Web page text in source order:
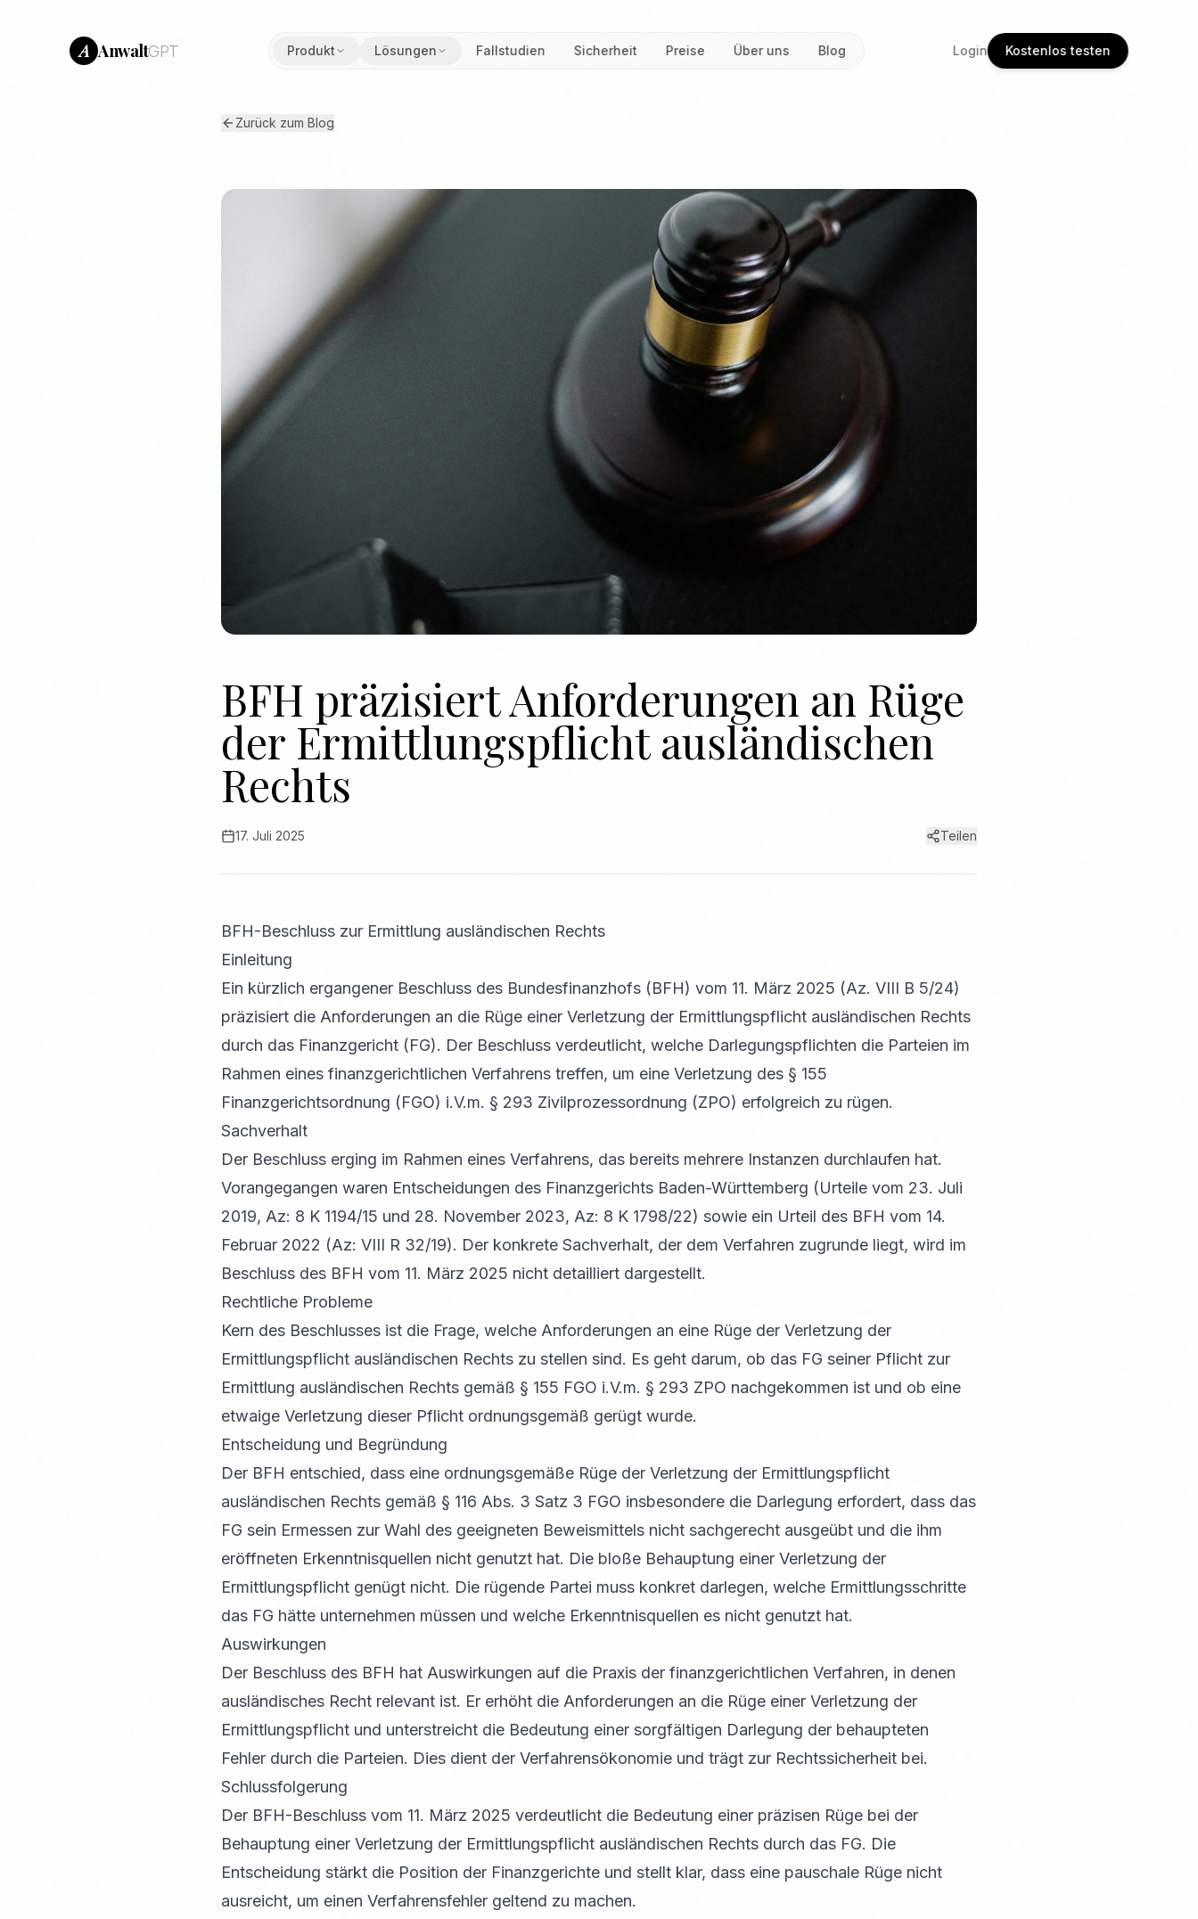
A AnwaltGPT Produkt Lösungen Fallstudien Sicherheit Preise Über uns Blog Login Kostenlos testen
Zurück zum Blog
BFH präzisiert Anforderungen an Rüge
der Ermittlungspflicht ausländischen
Rechts
17. Juli 2025 Teilen
BFH-Beschluss zur Ermittlung ausländischen Rechts
Einleitung
Ein kürzlich ergangener Beschluss des Bundesfinanzhofs (BFH) vom 11. März 2025 (Az. VIII B 5/24)
präzisiert die Anforderungen an die Rüge einer Verletzung der Ermittlungspflicht ausländischen Rechts
durch das Finanzgericht (FG). Der Beschluss verdeutlicht, welche Darlegungspflichten die Parteien im
Rahmen eines finanzgerichtlichen Verfahrens treffen, um eine Verletzung des § 155
Finanzgerichtsordnung (FGO) i.V.m. § 293 Zivilprozessordnung (ZPO) erfolgreich zu rügen.
Sachverhalt
Der Beschluss erging im Rahmen eines Verfahrens, das bereits mehrere Instanzen durchlaufen hat.
Vorangegangen waren Entscheidungen des Finanzgerichts Baden-Württemberg (Urteile vom 23. Juli
2019, Az: 8 K 1194/15 und 28. November 2023, Az: 8 K 1798/22) sowie ein Urteil des BFH vom 14.
Februar 2022 (Az: VIII R 32/19). Der konkrete Sachverhalt, der dem Verfahren zugrunde liegt, wird im
Beschluss des BFH vom 11. März 2025 nicht detailliert dargestellt.
Rechtliche Probleme
Kern des Beschlusses ist die Frage, welche Anforderungen an eine Rüge der Verletzung der
Ermittlungspflicht ausländischen Rechts zu stellen sind. Es geht darum, ob das FG seiner Pflicht zur
Ermittlung ausländischen Rechts gemäß § 155 FGO i.V.m. § 293 ZPO nachgekommen ist und ob eine
etwaige Verletzung dieser Pflicht ordnungsgemäß gerügt wurde.
Entscheidung und Begründung
Der BFH entschied, dass eine ordnungsgemäße Rüge der Verletzung der Ermittlungspflicht
ausländischen Rechts gemäß § 116 Abs. 3 Satz 3 FGO insbesondere die Darlegung erfordert, dass das
FG sein Ermessen zur Wahl des geeigneten Beweismittels nicht sachgerecht ausgeübt und die ihm
eröffneten Erkenntnisquellen nicht genutzt hat. Die bloße Behauptung einer Verletzung der
Ermittlungspflicht genügt nicht. Die rügende Partei muss konkret darlegen, welche Ermittlungsschritte
das FG hätte unternehmen müssen und welche Erkenntnisquellen es nicht genutzt hat.
Auswirkungen
Der Beschluss des BFH hat Auswirkungen auf die Praxis der finanzgerichtlichen Verfahren, in denen
ausländisches Recht relevant ist. Er erhöht die Anforderungen an die Rüge einer Verletzung der
Ermittlungspflicht und unterstreicht die Bedeutung einer sorgfältigen Darlegung der behaupteten
Fehler durch die Parteien. Dies dient der Verfahrensökonomie und trägt zur Rechtssicherheit bei.
Schlussfolgerung
Der BFH-Beschluss vom 11. März 2025 verdeutlicht die Bedeutung einer präzisen Rüge bei der
Behauptung einer Verletzung der Ermittlungspflicht ausländischen Rechts durch das FG. Die
Entscheidung stärkt die Position der Finanzgerichte und stellt klar, dass eine pauschale Rüge nicht
ausreicht, um einen Verfahrensfehler geltend zu machen.